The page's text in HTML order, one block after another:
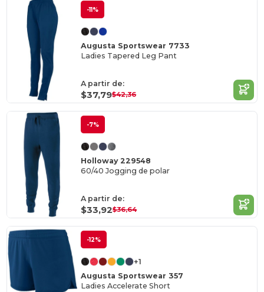
-11%
Augusta Sportswear 7733
Ladies Tapered Leg Pant
A partir de:
$37,79$42,36
-7%
Holloway 229548
60/40 Jogging de polar
A partir de:
$33,92$36,64
-12%
+1
Augusta Sportswear 357
Ladies Accelerate Short